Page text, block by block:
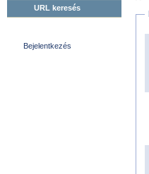
URL keresés
Bejelentkezés